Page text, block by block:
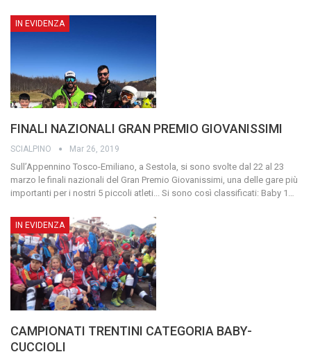
IN EVIDENZA
FINALI NAZIONALI GRAN PREMIO GIOVANISSIMI
SCIALPINO Mar 26, 2019
Sull’Appennino Tosco-Emiliano, a Sestola, si sono svolte dal 22 al 23
marzo le finali nazionali del Gran Premio Giovanissimi, una delle gare più
importanti per i nostri 5 piccoli atleti... Si sono così classificati: Baby 1 …
IN EVIDENZA
CAMPIONATI TRENTINI CATEGORIA BABY-
CUCCIOLI